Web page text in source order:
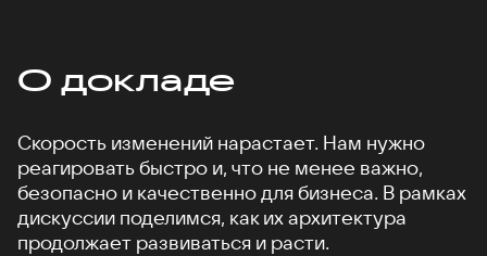
О докладе
Скорость изменений нарастает. Нам нужно
реагировать быстро и, что не менее важно,
безопасно и качественно для бизнеса. В рамках
дискуссии поделимся, как их архитектура
продолжает развиваться и расти.